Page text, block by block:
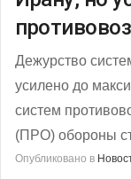
Дежурство
усилено до
систем
(ПРО) обороны
Опубликовано в